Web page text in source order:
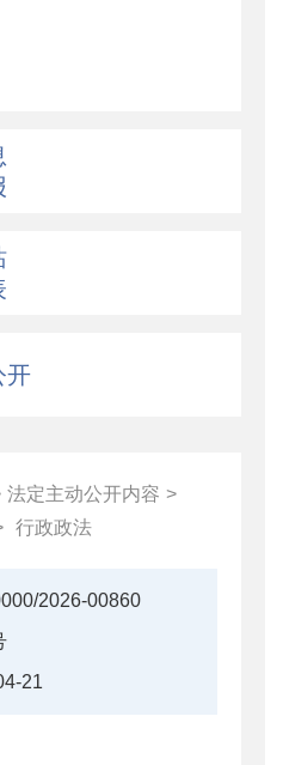
境
开
法定主动公开内容 >
行政政法
2026-00860
21